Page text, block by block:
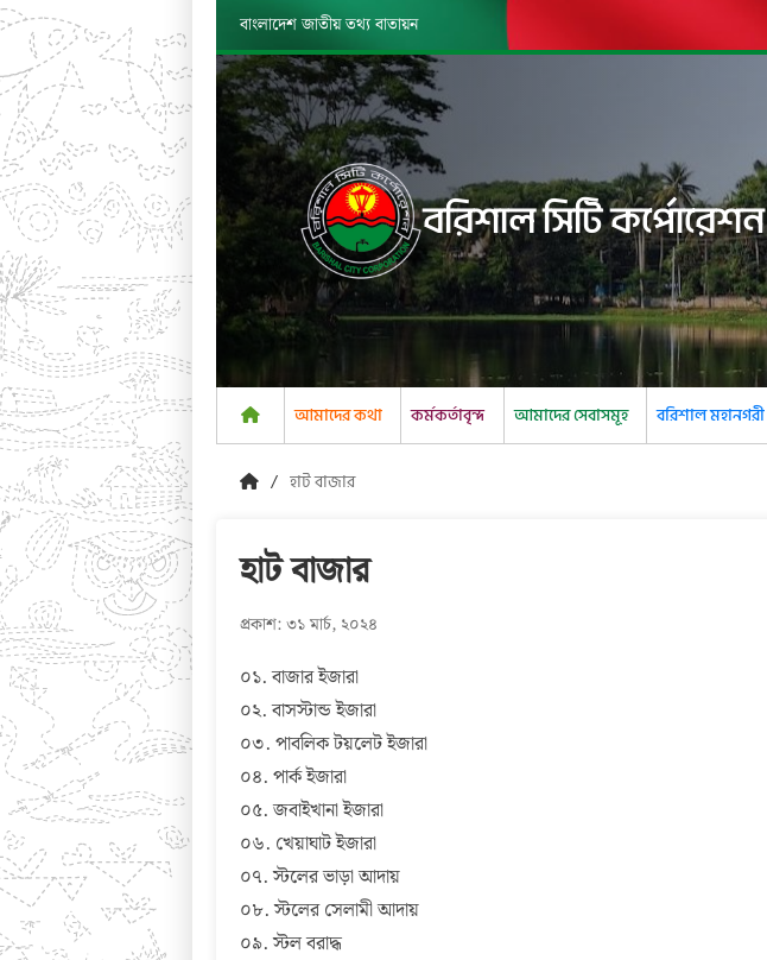
বাংলাদেশ জাতীয় তথ্য বাতায়ন
বরিশাল সিটি কর্পোরেশন
আমাদের কথা কর্মকর্তাবৃন্দ আমাদের সেবাসমূহ বরিশাল মহানগরী
হাট বাজার
হাট বাজার
প্রকাশ: ৩১ মার্চ, ২০২৪
০১. বাজার ইজারা
০২. বাসস্টান্ড ইজারা
০৩. পাবলিক টয়লেট ইজারা
০৪. পার্ক ইজারা
০৫. জবাইখানা ইজারা
০৬. খেয়াঘাট ইজারা
০৭. স্টলের ভাড়া আদায়
০৮. স্টলের সেলামী আদায়
০৯. স্টল বরাদ্ধ